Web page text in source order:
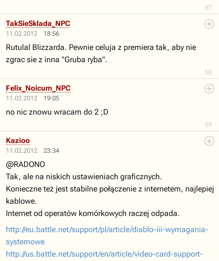
57
11.02.2012 18:56
58
TakSieSklada_NPC
Rutulal Blizzarda. Pewnie celuja z premiera tak, aby nie
zgrac sie z inna "Gruba ryba".
11.02.2012 19:05
59
Felix_Noicum_NPC
no nic znowu wracam do 2 ;D
11.02.2012 23:34
Kazioo
@RADONO
Tak, ale na niskich ustawieniach graficznych.
Konieczne też jest stabilne połączenie z internetem, najlepiej
kablowe.
Internet od operatów komórkowych raczej odpada.
http://eu.battle.net/support/pl/article/diablo-iii-wymagania-
systemowe
http://us.battle.net/support/en/article/video-card-support-